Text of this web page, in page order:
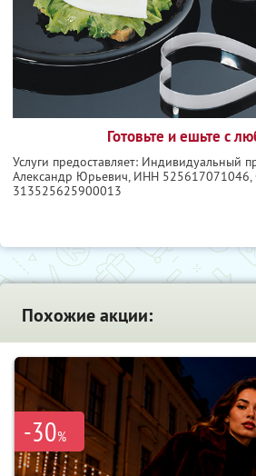
Готовьте и ешьте с
Услуги предоставляет: Индивидуальный
Александр Юрьевич, ИНН 525617071046,
313525625900013
Похожие акции:
-30%